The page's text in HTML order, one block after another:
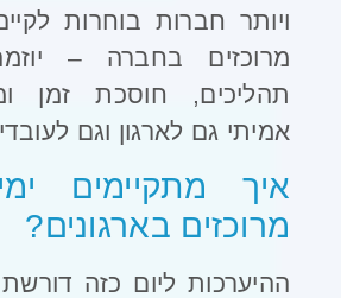
ויותר חברות בוחרות
מרוכזים בחברה –
תהליכים, חוסכת זמן
אמיתי גם לארגון וגם
איך מתקיימים
מרוכזים בארגונים?
ההיערכות ליום כזה דורשת